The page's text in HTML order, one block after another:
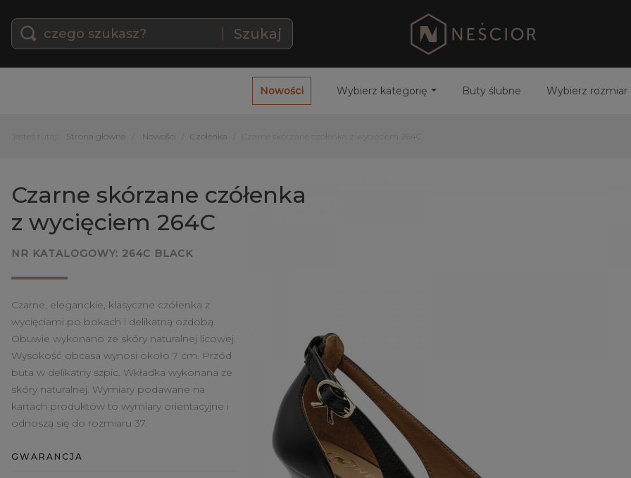
Szukaj
Nowości Wybierz kategorię Buty ślubne Wybierz rozmiar
Jesteś tutaj: Strona główna Nowości Czółenka Czarne skórzane czółenka z wycięciem 264C
Czarne skórzane czółenka
z wycięciem 264C
NR KATALOGOWY: 264C BLACK
Czarne, eleganckie, klasyczne czółenka z
wycięciami po bokach i delikatną ozdobą.
Obuwie wykonano ze skóry naturalnej licowej.
Wysokość obcasa wynosi około 7 cm. Przód
buta w delikatny szpic. Wkładka wykonana ze
skóry naturalnej. Wymiary podawane na
kartach produktów to wymiary orientacyjne i
odnoszą się do rozmiaru 37.
GWARANCJA